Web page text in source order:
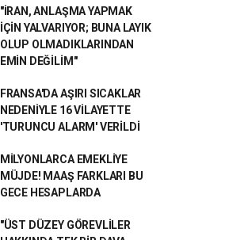
"İRAN, ANLAŞMA YAPMAK
İÇİN YALVARIYOR; BUNA LAYIK
OLUP OLMADIKLARINDAN
EMİN DEĞİLİM"
FRANSA'DA AŞIRI SICAKLAR
NEDENİYLE 16 VİLAYETTE
'TURUNCU ALARM' VERİLDİ
MİLYONLARCA EMEKLİYE
MÜJDE! MAAŞ FARKLARI BU
GECE HESAPLARDA
"ÜST DÜZEY GÖREVLİLER